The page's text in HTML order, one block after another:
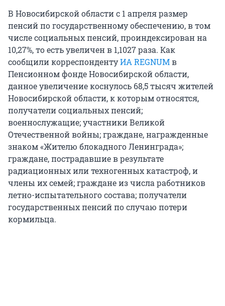
В Новосибирской области с 1 апреля размер
пенсий по государственному обеспечению, в том
числе социальных пенсий, проиндексирован на
10,27%, то есть увеличен в 1,1027 раза. Как
сообщили корреспондентуИА REGNUMв
Пенсионном фонде Новосибирской области,
данное увеличение коснулось 68,5 тысяч жителей
Новосибирской области, к которым относятся,
получатели социальных пенсий;
военнослужащие; участники Великой
Отечественной войны; граждане, награжденные
знаком «Жителю блокадного Ленинграда»;
граждане, пострадавшие в результате
радиационных или техногенных катастроф, и
члены их семей; граждане из числа работников
летно-испытательного состава; получатели
государственных пенсий по случаю потери
кормильца.